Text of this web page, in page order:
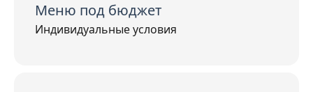
Меню под бюджет
Индивидуальные условия